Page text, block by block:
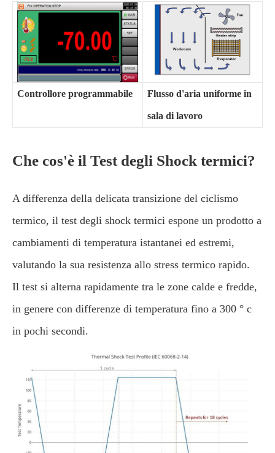
Controllore programmabile Flusso d'aria uniforme in
sala di lavoro
Che cos'è il Test degli Shock termici?
A differenza della delicata transizione del ciclismo
termico, il test degli shock termici espone un prodotto a
cambiamenti di temperatura istantanei ed estremi,
valutando la sua resistenza allo stress termico rapido.
Il test si alterna rapidamente tra le zone calde e fredde,
in genere con differenze di temperatura fino a 300 ° c
in pochi secondi.